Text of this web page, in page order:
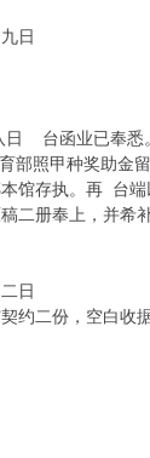
台函业已奉悉
照甲种奖助金
馆存执。再 台
二册奉上，并希
约二份，空白收据